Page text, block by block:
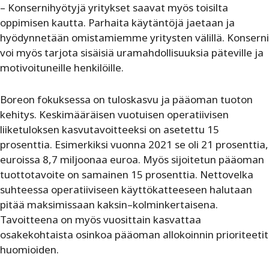
– Konsernihyötyjä yritykset saavat myös toisilta
oppimisen kautta. Parhaita käytäntöjä jaetaan ja
hyödynnetään omistamiemme yritysten välillä. Konserni
voi myös tarjota sisäisiä uramahdollisuuksia päteville ja
motivoituneille henkilöille.
Boreon fokuksessa on tuloskasvu ja pääoman tuoton
kehitys. Keskimääräisen vuotuisen operatiivisen
liiketuloksen kasvutavoitteeksi on asetettu 15
prosenttia. Esimerkiksi vuonna 2021 se oli 21 prosenttia,
euroissa 8,7 miljoonaa euroa. Myös sijoitetun pääoman
tuottotavoite on samainen 15 prosenttia. Nettovelka
suhteessa operatiiviseen käyttökatteeseen halutaan
pitää maksimissaan kaksin–kolminkertaisena.
Tavoitteena on myös vuosittain kasvattaa
osakekohtaista osinkoa pääoman allokoinnin prioriteetit
huomioiden.